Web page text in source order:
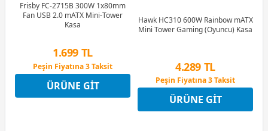
Frisby FC-2715B 300W 1x80mm
Fan USB 2.0 mATX Mini-Tower
Kasa
1.699 TL
Peşin Fiyatına 3 Taksit
12 Ay x 200 TL taksitle
Peşin Fiyatına 3 Taksit
ÜRÜNE GIT
Hawk HC310 600W Rainbow mATX
Mini Tower Gaming (Oyuncu) Kasa
4.289 TL
Peşin Fiyatına 3 Taksit
12 Ay x 505 TL taksitle
Peşin Fiyatına 3 Taksit
ÜRÜNE GIT